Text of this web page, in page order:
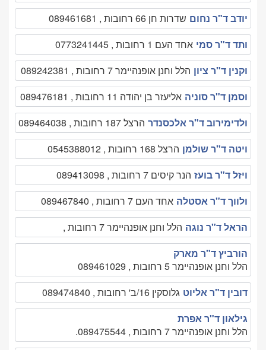
יודב ד"ר נחום שדרות חן 66 רחובות , 089461681
ותד ד"ר סמי אחד העם 1 רחובות , 0773241445
וקנין ד"ר ציון הלל וחנן אופנהיימר 7 רחובות , 089242381
וסמן ד"ר סוניה אליעזר בן יהודה 11 רחובות , 089476181
ולדימירוב ד"ר אלכסנדר הרצל 187 רחובות , 089464038
ויטה ד"ר שולמן הרצל 168 רחובות , 0545388012
ויזל ד"ר בועז הנר קיסים 7 רחובות , 089413098
ולווך ד"ר אסטלה אחד העם 7 רחובות , 089467840
הראל ד"ר נוגה הלל וחנן אופנהיימר 7 רחובות ,
הורביץ ד"ר מארק
הלל וחנן אופנהיימר 5 רחובות , 089461029
דובין ד"ר אליוט גלוסקין 16/ב' רחובות , 089474840
גילאון ד"ר אפרת
הלל וחנן אופנהיימר 7 רחובות , 089475544.